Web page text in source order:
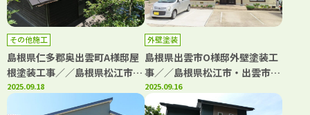
その他施工
島根県仁多郡奥出雲町A様邸屋
根塗装工事／／島根県松江市・
安来市・出雲市・大田市・雲南
市 鳥取県米子市・境港市の
2025.09.18
外壁塗装
島根県出雲市O様邸外壁塗装工
事／／島根県松江市・出雲市・
大田市・雲南市・鳥取県米子
市・境港市の「きじま塗装」
2025.09.16